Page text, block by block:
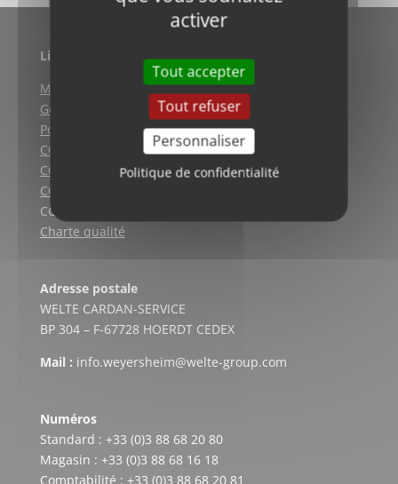
activer
Tout accepter
Tout refuser
Personnaliser
Politique de confidentialité
Liens utiles
Mentions légales
Gestion des cookies
Politique de confidentialité
CGV (Weyersheim)
CGV (Strasbourg)
CGV (Lyon)
CGV vente en ligne
Charte qualité
Adresse postale
WELTE CARDAN-SERVICE
BP 304 – F-67728 HOERDT CEDEX
Mail : info.weyersheim@welte-group.com
Numéros
Standard : +33 (0)3 88 68 20 80
Magasin : +33 (0)3 88 68 16 18
Comptabilité : +33 (0)3 88 68 20 81